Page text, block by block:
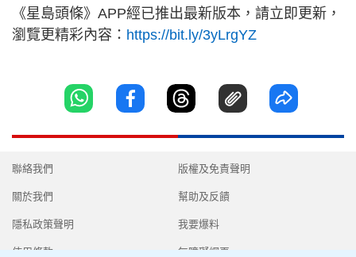
《星島頭條》APP經已推出最新版本，請立即更新，
瀏覽更精彩內容： https://bit.ly/3yLrgYZ
聯絡我們
關於我們
隱私政策聲明
使用條款
版權及免責聲明
幫助及反饋
我要爆料
無障礙網頁